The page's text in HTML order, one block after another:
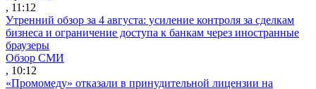
, 11:12
Утренний обзор за 4 августа: усиление контроля за сделкам
бизнеса и ограничение доступа к банкам через иностранные
браузеры
Обзор СМИ
, 10:12
«Промомеду» отказали в принудительной лицензии на